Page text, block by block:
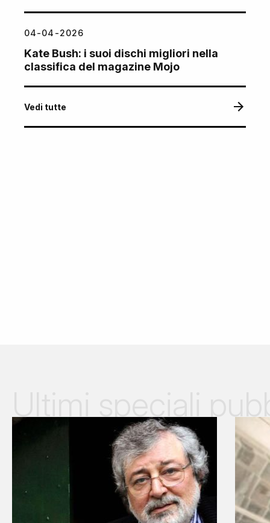
04-04-2026
Kate Bush: i suoi dischi migliori nella
classifica del magazine Mojo
Vedi tutte